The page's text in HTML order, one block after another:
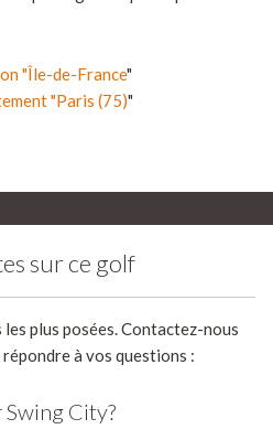
"Île-de-France"
"Paris (75)"
sur ce golf
plus posées. Contactez-nous
à vos questions :
City?